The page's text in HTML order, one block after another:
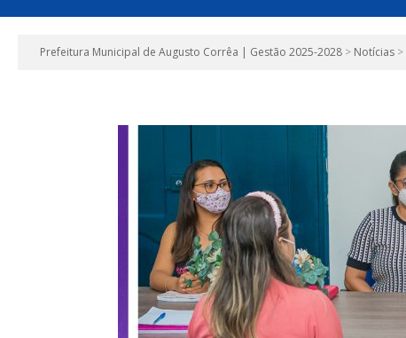
Prefeitura Municipal de Augusto Corrêa | Gestão 2025-2028 > Notícias >